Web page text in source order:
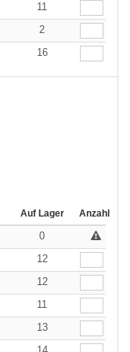
11
2
16
Auf Lager Anzahl
0
12
12
11
13